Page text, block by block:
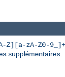
Z][a-zA-Z0-9_]+
supplémentaires.